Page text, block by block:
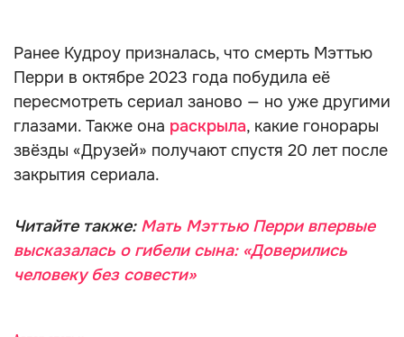
Ранее Кудроу призналась, что смерть Мэттью
Перри в октябре 2023 года побудила её
пересмотреть сериал заново — но уже другими
глазами. Также она раскрыла, какие гонорары
звёзды «Друзей» получают спустя 20 лет после
закрытия сериала.
Читайте также: Мать Мэттью Перри впервые
высказалась о гибели сына: «Доверились
человеку без совести»